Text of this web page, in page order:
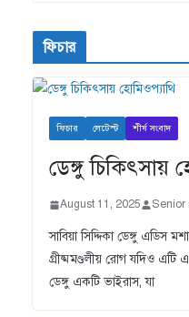
ফিচার
ফিচার লেটেস্ট শীর্ষ সংবাদ
ডেঙ্গু চিকিৎসায়
August 11, 2025 Senior
সাবিয়া সিদ্দিকা ডেঙ্গু এডিস
গ্রীষ্মমণ্ডলীয় রোগ যদিও
ডেঙ্গু একটি ভাইরাস, যা